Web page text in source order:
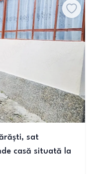
sat
casă situată la